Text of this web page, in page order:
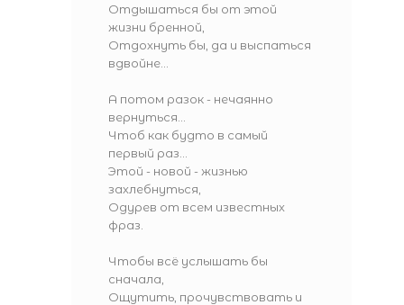
Отдышаться бы от этой
жизни бренной,
Отдохнуть бы, да и выспаться
вдвойне...
А потом разок - нечаянно
вернуться...
Чтоб как будто в самый
первый раз...
Этой - новой - жизнью
захлебнуться,
Одурев от всем известных
фраз.
Чтобы всё услышать бы
сначала,
Ощутить, прочувствовать и